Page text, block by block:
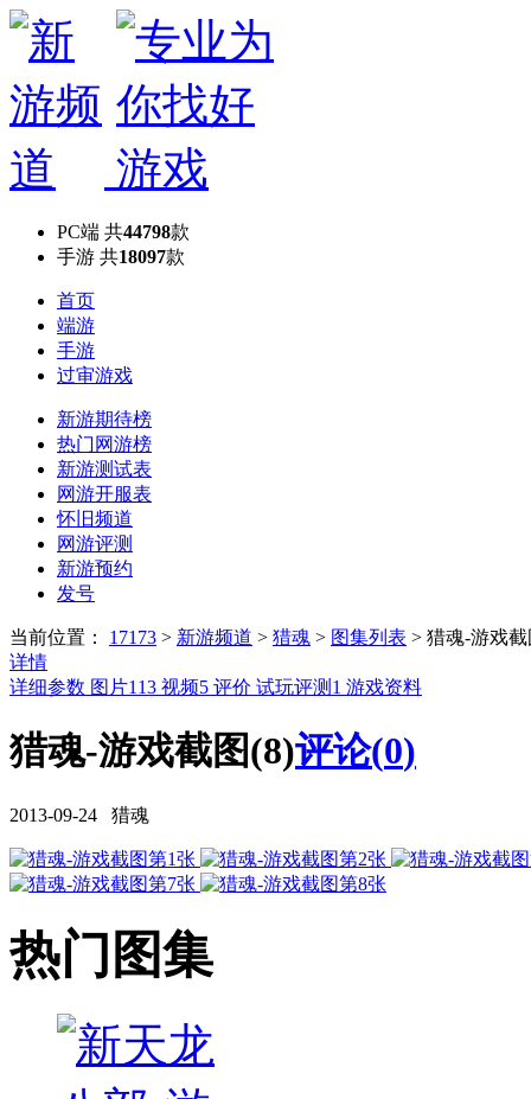
PC端 共44798款
手游 共18097款
首页
端游
手游
过审游戏
新游期待榜
热门网游榜
新游测试表
网游开服表
怀旧频道
网游评测
新游预约
发号
当前位置： 17173 > 新游频道 > 猎魂 > 图集列表 > 猎魂-游戏截
详情
详细参数 图片113 视频5 评价 试玩评测 1 游戏资料
猎魂-游戏截图(8)评论(0)
2013-09-24 猎魂
热门图集